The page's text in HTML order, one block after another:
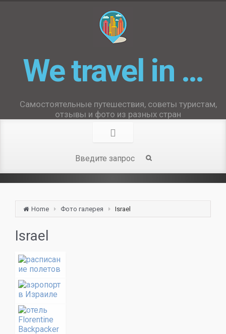
We travel in …
Самостоятельные путешествия, советы туристам,
отзывы и фото из разных стран
Home Фото галерея Israel
Israel